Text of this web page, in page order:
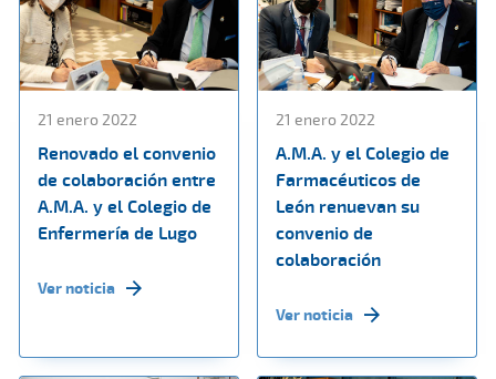
21 enero 2022
Renovado el convenio
de colaboración entre
A.M.A. y el Colegio de
Enfermería de Lugo
Ver noticia
21 enero 2022
A.M.A. y el Colegio de
Farmacéuticos de
León renuevan su
convenio de
colaboración
Ver noticia